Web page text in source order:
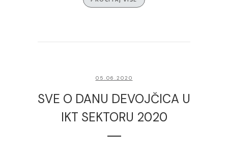
05.06.2020
SVE O DANU DEVOJČICA U
IKT SEKTORU 2020